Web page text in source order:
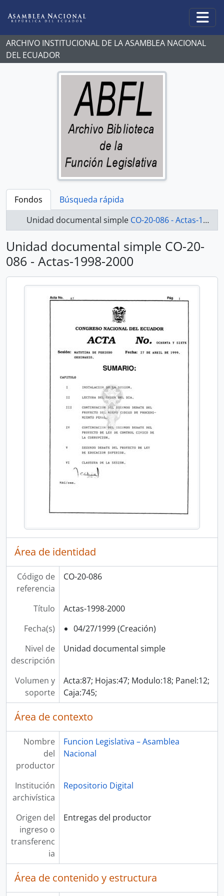
ARCHIVO INSTITUCIONAL DE LA ASAMBLEA NACIONAL
DEL ECUADOR
Fondos
Búsqueda rápida
Unidad documental simple CO-20-086 - Actas-1998-2000
Unidad documental simple CO-20-
086 - Actas-1998-2000
Área de identidad
Código de
referencia
CO-20-086
Título
Actas-1998-2000
Fecha(s)
04/27/1999 (Creación)
Nivel de
descripción
Unidad documental simple
Volumen y
soporte
Acta:87; Hojas:47; Modulo:18; Panel:12;
Caja:745;
Área de contexto
Nombre
del
productor
Funcion Legislativa – Asamblea
Nacional
Institución
archivística
Repositorio Digital
Origen del
ingreso o
transferenc
ia
Entregas del productor
Área de contenido y estructura